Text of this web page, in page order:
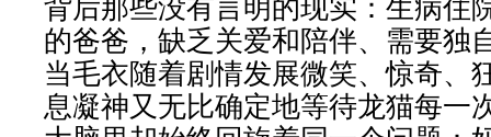
的爸爸，缺乏关爱和陪伴、需要
当毛衣随着剧情发展微笑、惊奇、
息凝神又无比确定地等待龙猫每一